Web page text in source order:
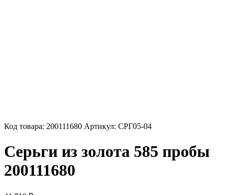
Код товара: 200111680 Артикул: СРГ05-04
Серьги из золота 585 пробы
200111680